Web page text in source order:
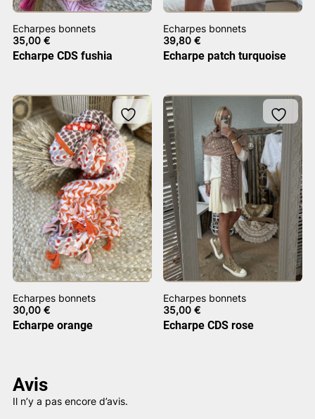
Echarpes bonnets
35,00 €
Echarpe CDS fushia
Echarpes bonnets
39,80€
Echarpe patch turquoise
Echarpes bonnets
30,00 €
Echarpe orange
Echarpes bonnets
35,00€
Echarpe CDS rose
Avis
Il n’y a pas encore d’avis.